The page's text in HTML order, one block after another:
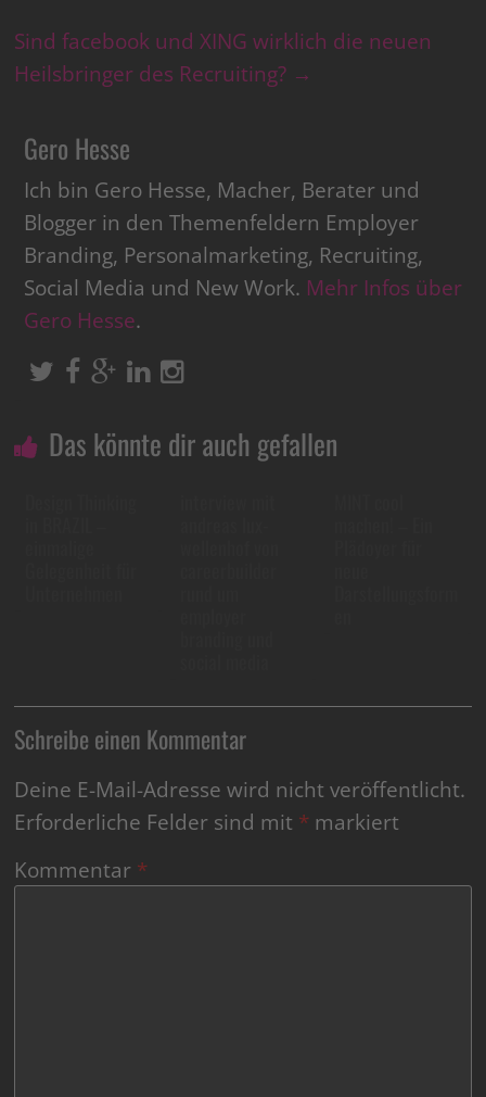
Sind facebook und XING wirklich die neuen
Heilsbringer des Recruiting? →
Gero Hesse
Ich bin Gero Hesse, Macher, Berater und
Blogger in den Themenfeldern Employer
Branding, Personalmarketing, Recruiting,
Social Media und New Work. Mehr Infos über
Gero Hesse.
Das könnte dir auch gefallen
Schreibe einen Kommentar
Deine E-Mail-Adresse wird nicht veröffentlicht.
Erforderliche Felder sind mit * markiert
Kommentar *